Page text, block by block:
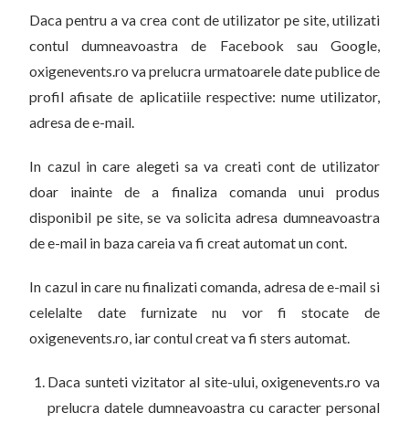
Daca pentru a va crea cont de utilizator pe site, utilizati
contul dumneavoastra de Facebook sau Google,
oxigenevents.ro va prelucra urmatoarele date publice de
profil afisate de aplicatiile respective: nume utilizator,
adresa de e-mail.
In cazul in care alegeti sa va creati cont de utilizator
doar inainte de a finaliza comanda unui produs
disponibil pe site, se va solicita adresa dumneavoastra
de e-mail in baza careia va fi creat automat un cont.
In cazul in care nu finalizati comanda, adresa de e-mail si
celelalte date furnizate nu vor fi stocate de
oxigenevents.ro, iar contul creat va fi sters automat.
Daca sunteti vizitator al site-ului, oxigenevents.ro va
prelucra datele dumneavoastra cu caracter personal